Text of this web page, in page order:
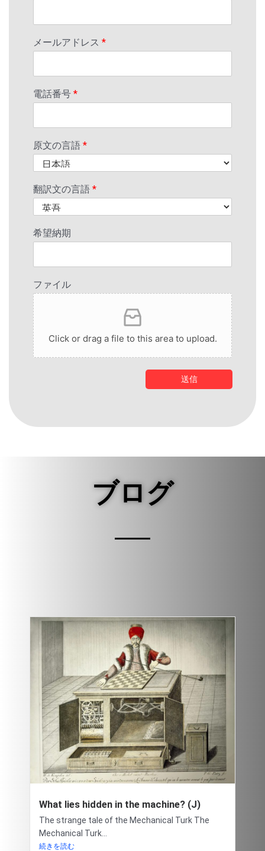
メールアドレス *
電話番号 *
原文の言語 *
翻訳文の言語 *
希望納期
ファイル
Click or drag a file to this area to upload.
送信
ブログ
What lies hidden in the machine? (J)
The strange tale of the Mechanical Turk The
Mechanical Turk...
続きを読む